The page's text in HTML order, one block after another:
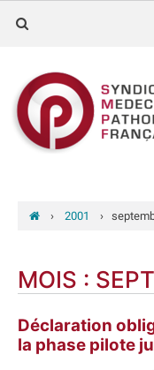
› 2001 ›
MOIS :
Déclaration
la phase pilote